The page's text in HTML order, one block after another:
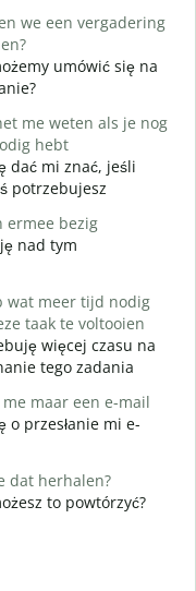
we een vergadering
umówić się na
me weten als je nog
hebt
dać mi znać, jeśli
potrzebujesz
ermee bezig
nad tym
wat meer tijd nodig
taak te voltooien
więcej czasu na
tego zadania
maar een e-mail
o przesłanie mi e-
dat herhalen?
to powtórzyć?